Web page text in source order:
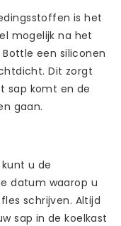
is het
mogelijk na het
een siliconen
Dit zorgt
sap komt en de
gaan.
u de
datum waarop u
schrijven. Altijd
sap in de koelkast